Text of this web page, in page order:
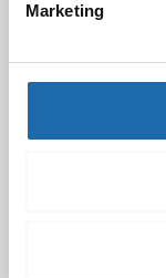
Marketing